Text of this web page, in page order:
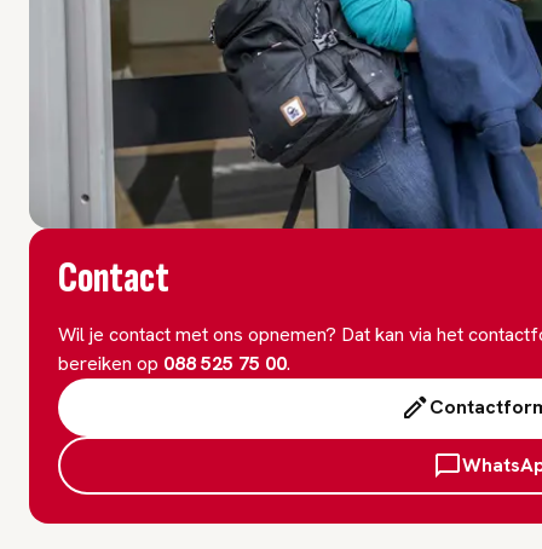
Contact
Wil je contact met ons opnemen? Dat kan via het
bereiken op 088 525 75 00.